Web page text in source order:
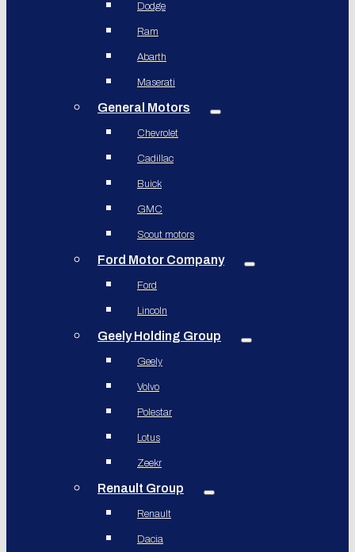
Dodge
Ram
Abarth
Maserati
General Motors
Chevrolet
Cadillac
Buick
GMC
Scout motors
Ford Motor Company
Ford
Lincoln
Geely Holding Group
Geely
Volvo
Polestar
Lotus
Zeekr
Renault Group
Renault
Dacia